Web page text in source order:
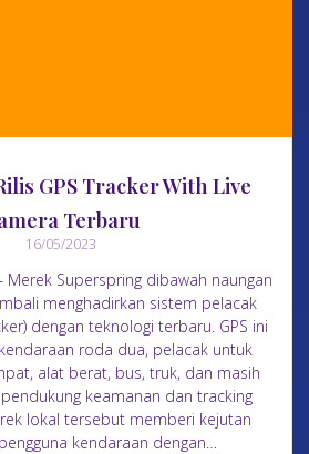
GPS Tracker With Live
Terbaru
16/05/2023
Merek Superspring dibawah naungan
menghadirkan sistem pelacak
dengan teknologi terbaru. GPS ini
roda dua, pelacak untuk
alat berat, bus, truk, dan masih
keamanan dan tracking
lokal tersebut memberi kejutan
kendaraan dengan…